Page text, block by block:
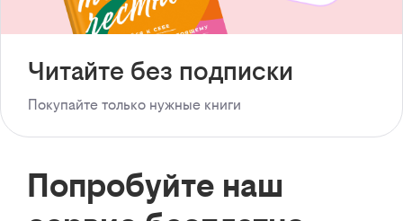
Читайте без подписки
Покупайте только нужные книги
Попробуйте наш